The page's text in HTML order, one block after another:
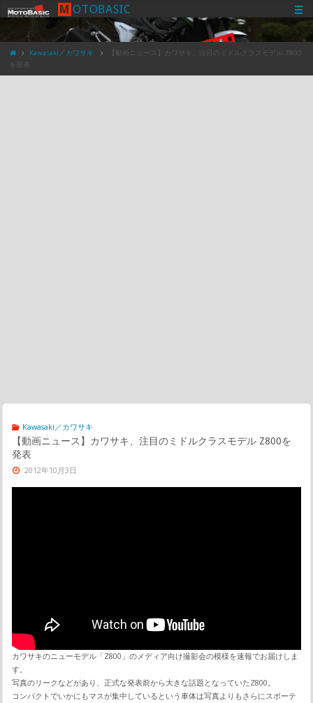
M OTOBASIC
Kawasaki／カワサキ
【動画ニュース】カワサキ、注目のミドルクラスモデル Z800
を発表
Kawasaki／カワサキ
【動画ニュース】カワサキ、注目のミドルクラスモデル Z800を
発表
2012年10月3日
カワサキのニューモデル「Z800」のメディア向け撮影会の模様を速報でお届けしま
す。
写真のリークなどがあり、正式な発表前から大きな話題となっていたZ800。
コンパクトでいかにもマスが集中しているという車体は写真よりもさらにスポーテ